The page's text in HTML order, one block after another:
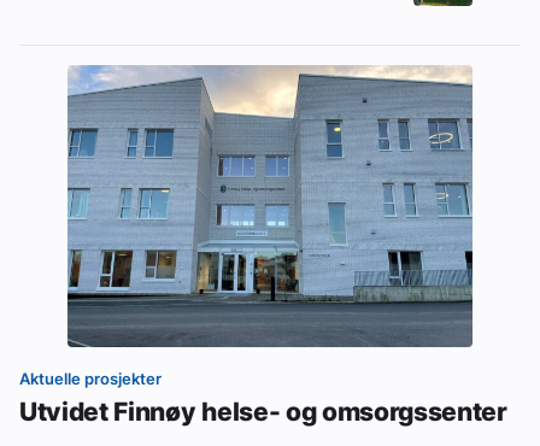
Aktuelle prosjekter
Utvidet Finnøy helse- og omsorgssenter